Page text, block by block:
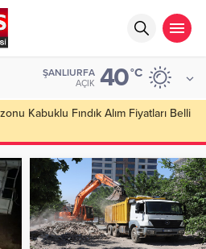
ŞANLIURFA
AÇIK 40°C
Her Gün 4 Bin 898 Kişiye Sıcak